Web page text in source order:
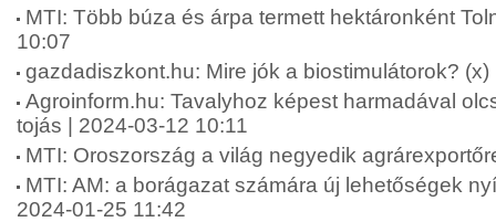
MTI: Több búza és árpa termett hektáronként
10:07
gazdadiszkont.hu: Mire jók a biostimulátorok?
Agroinform.hu: Tavalyhoz képest harmadával
tojás | 2024-03-12 10:11
MTI: Oroszország a világ negyedik
MTI: AM: a borágazat számára új lehetőségek
2024-01-25 11:42